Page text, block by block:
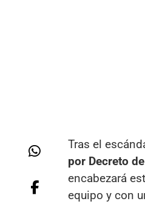
Tras el
por Decreto
encabezará
equipo y con